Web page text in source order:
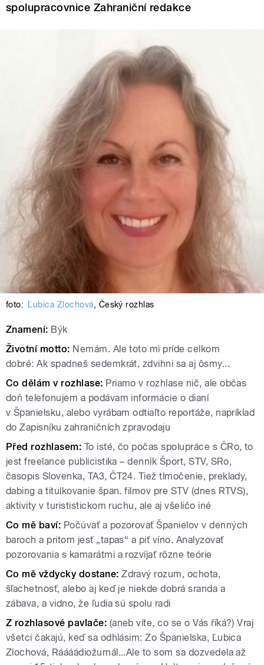
spolupracovnice Zahraniční redakce
foto: Ľubica Zlochová, Český rozhlas
Znamení: Býk
Životní motto: Nemám. Ale toto mi príde celkom
dobré: Ak spadneš sedemkrát, zdvihni sa aj ôsmy...
Co dělám v rozhlase: Priamo v rozhlase nič, ale občas
doň telefonujem a podávam informácie o dianí
v Španielsku, alebo vyrábam odtiaľto reportáže, napríklad
do Zapisníku zahraničních zpravodaju
Před rozhlasem: To isté, čo počas spolupráce s ČRo, to
jest freelance publicistika – denník Šport, STV, SRo,
časopis Slovenka, TA3, ČT24. Tiež tlmočenie, preklady,
dabing a titulkovanie špan. filmov pre STV (dnes RTVS),
aktivity v turististickom ruchu, ale aj všeličo iné
Co mě baví: Počúvať a pozorovať Španielov v denných
baroch a pritom jesť „tapas“ a piť víno. Analyzovať
pozorovania s kamarátmi a rozvíjať rôzne teórie
Co mě vždycky dostane:Zdravý rozum, ochota,
šľachetnosť, alebo aj keď je niekde dobrá sranda a
zábava, a vidno, že ľudia sú spolu radi
Z rozhlasové pavlače: (aneb víte, co se o Vás říká?)Vraj
všetci čakajú, keď sa odhlásim: Zo Španielska, Ľubica
Zlochová, Ráááádiožurnál...Ale to som sa dozvedela až